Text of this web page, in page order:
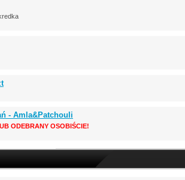
- Amla&Patchouli
ODEBRANY OSOBIŚCIE!